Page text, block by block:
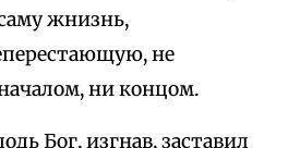
жнизнь,
не
ни концом.
Бог, изгнав, заставил